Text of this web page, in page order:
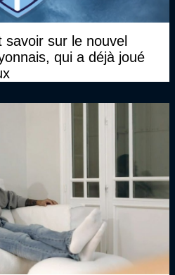
savoir sur le nouvel
qui a déjà joué